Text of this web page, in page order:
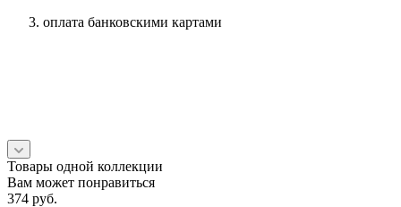
оплата банковскими картами
Товары одной коллекции
Вам может понравиться
374 руб.